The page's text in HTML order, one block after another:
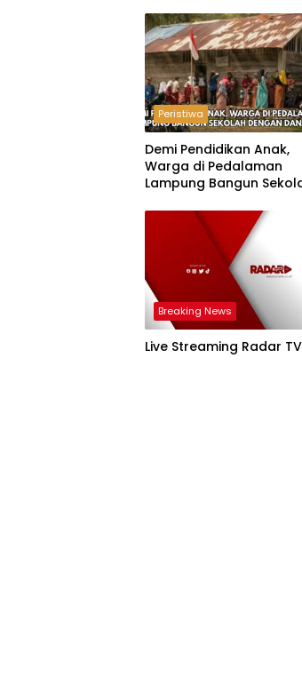
Peristiwa
Demi Pendidikan Anak,
Warga di Pedalaman
Lampung Bangun
Breaking News
Live Streaming Radar TV